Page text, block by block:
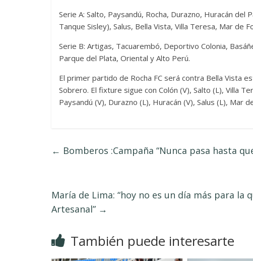
Serie A: Salto, Paysandú, Rocha, Durazno, Huracán
Tanque Sisley), Salus, Bella Vista, Villa Teresa, Mar de
Serie B: Artigas, Tacuarembó, Deportivo Colonia,
Parque del Plata, Oriental y Alto Perú.
El primer partido de Rocha FC será contra Bella Vista
Sobrero. El fixture sigue con Colón (V), Salto (L), Villa
Paysandú (V), Durazno (L), Huracán (V), Salus (L), Mar
← Bomberos :Campaña “Nunca pasa hasta
María de Lima: “hoy no es un día más para la
Artesanal” →
También puede interesarte